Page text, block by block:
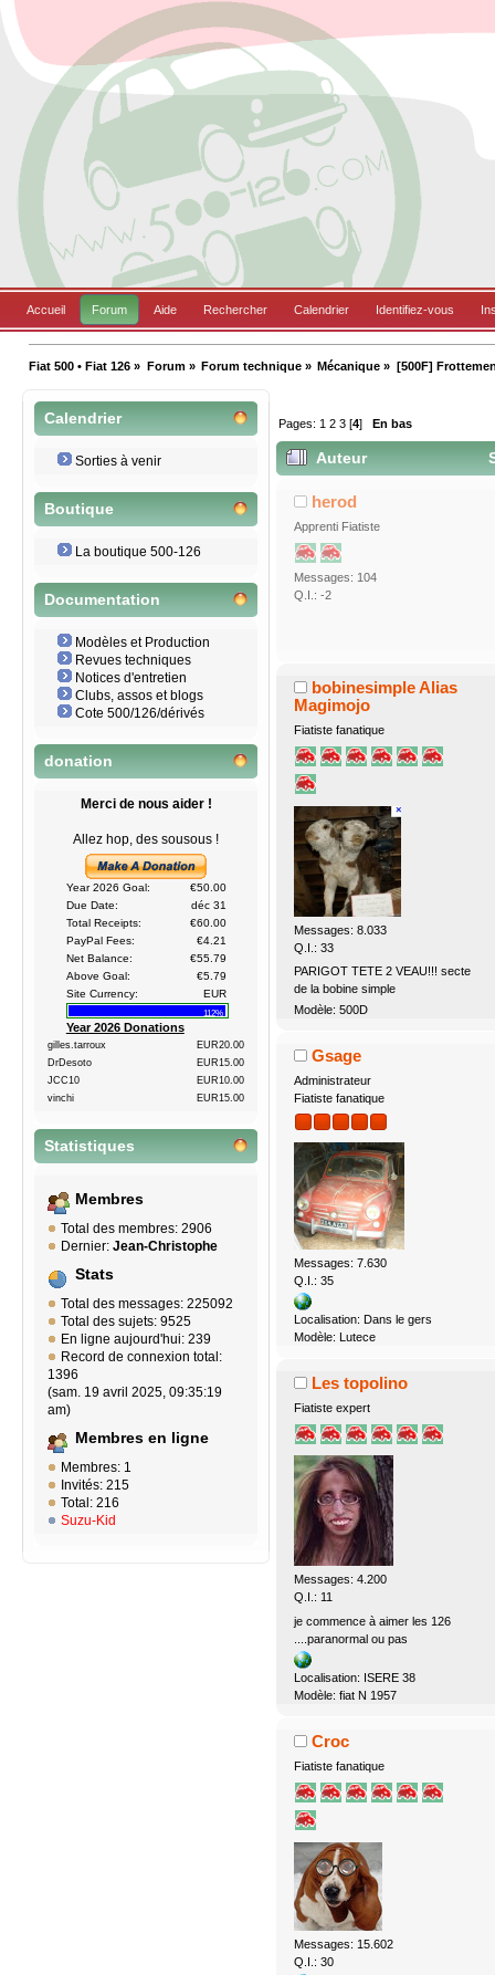
Accueil Forum Aide Rechercher Calendrier Identifiez-vous
Fiat 500 • Fiat 126 » Forum» Forum technique» Mécanique » [500F]
Calendrier
Sorties à venir
Boutique
La boutique 500-126
Documentation
Modèles et Production
Revues techniques
Notices d'entretien
Clubs, assos et blogs
Cote 500/126/dérivés
donation
Merci de nous aider !
Allez hop, des sousous !
Year 2026 Goal:
€50.00
Due Date:
déc 31
Total Receipts:
€60.00
PayPal Fees:
€4.21
Net Balance:
€55.79
Above Goal:
€5.79
Site Currency:
EUR
112%
Year 2026 Donations
gilles.tarroux
EUR20.00
DrDesoto
EUR15.00
JCC10
EUR10.00
vinchi
EUR15.00
Statistiques
Membres
Total des membres: 2906
Dernier: Jean-Christophe
Stats
Total des messages: 225092
Total des sujets: 9525
En ligne aujourd'hui: 239
Record de connexion total:
1396
(sam. 19 avril 2025, 09:35:19
am)
Membres en ligne
Membres: 1
Invités: 215
Total: 216
Suzu-Kid
Pages: 1 2 3 [4] En bas
Auteur
herod
Apprenti Fiatiste
Messages: 104
Q.I.: -2
bobinesimple Alias
Magimojo
Fiatiste fanatique
Messages: 8.033
Q.I.: 33
PARIGOT TETE 2 VEAU!!! secte
de la bobine simple
Modèle: 500D
Gsage
Administrateur
Fiatiste fanatique
Messages: 7.630
Q.I.: 35
Localisation: Dans le gers
Modèle: Lutece
Les topolino
Fiatiste expert
Messages: 4.200
Q.I.: 11
je commence à aimer les 126
....paranormal ou pas
Localisation: ISERE 38
Modèle: fiat N 1957
Croc
Fiatiste fanatique
Messages: 15.602
Q.I.: 30